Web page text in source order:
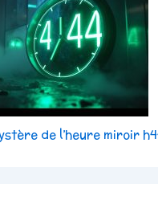
de l’heure miroir